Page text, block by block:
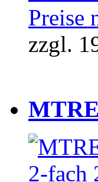
Preise
zzgl.